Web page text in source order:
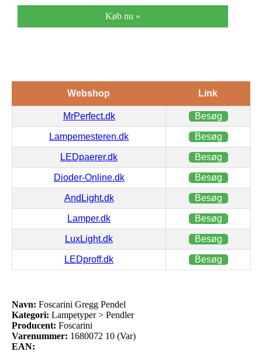
Køb nu »
Webshop Link
MrPerfect.dk Besøg
Lampemesteren.dk Besøg
LEDpaerer.dk Besøg
Dioder-Online.dk Besøg
AndLight.dk Besøg
Lamper.dk Besøg
LuxLight.dk Besøg
LEDproff.dk Besøg
Navn: Foscarini Gregg Pendel
Kategori: Lampetyper > Pendler
Producent: Foscarini
Varenummer: 1680072 10 (Var)
EAN: